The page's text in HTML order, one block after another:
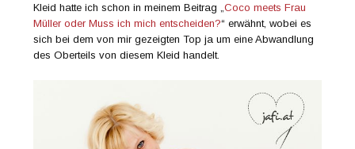
Kleid hatte ich schon in meinem Beitrag „Coco meets Frau
Müller oder Muss ich mich entscheiden?“ erwähnt, wobei es
sich bei dem von mir gezeigten Top ja um eine Abwandlung
des Oberteils von diesem Kleid handelt.